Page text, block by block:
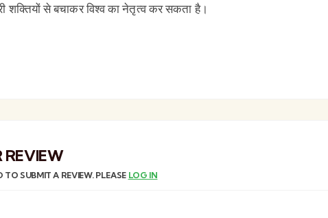
शक्तियों से बचाकर विश्व का नेतृत्व कर सकता है।
REVIEW
SUBMIT A REVIEW. PLEASE LOG IN